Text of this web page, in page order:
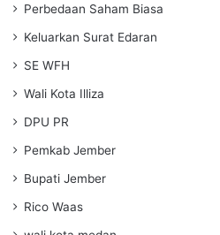
Perbedaan Saham Biasa
Keluarkan Surat Edaran
SE WFH
Wali Kota Illiza
DPU PR
Pemkab Jember
Bupati Jember
Rico Waas